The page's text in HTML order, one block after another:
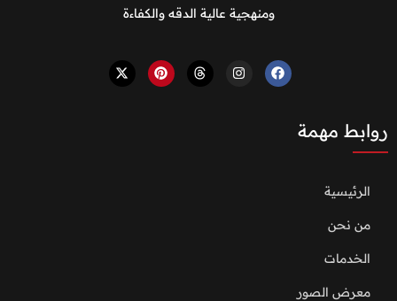
ومنهجية عالية الدقه والكفاءة
روابط مهمة
الرئيسية
من نحن
الخدمات
معرض الصور